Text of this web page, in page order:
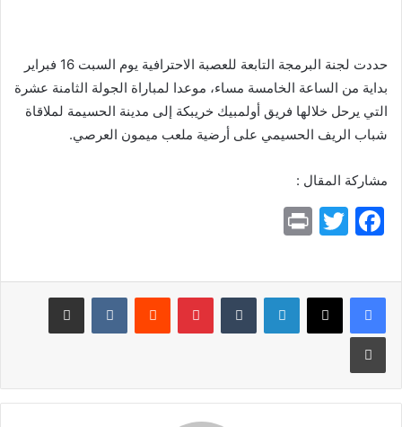
حددت لجنة البرمجة التابعة للعصبة الاحترافية يوم السبت 16 فبراير
بداية من الساعة الخامسة مساء، موعدا لمباراة الجولة الثامنة عشرة
التي يرحل خلالها فريق أولمبيك خريبكة إلى مدينة الحسيمة لملاقاة
شباب الريف الحسيمي على أرضية ملعب ميمون العرصي.
مشاركة المقال :
F
c
e
b
o
o
T
itt
er
t
لينكدإن بينتيريست مشاركة عبر البريد
طباعة